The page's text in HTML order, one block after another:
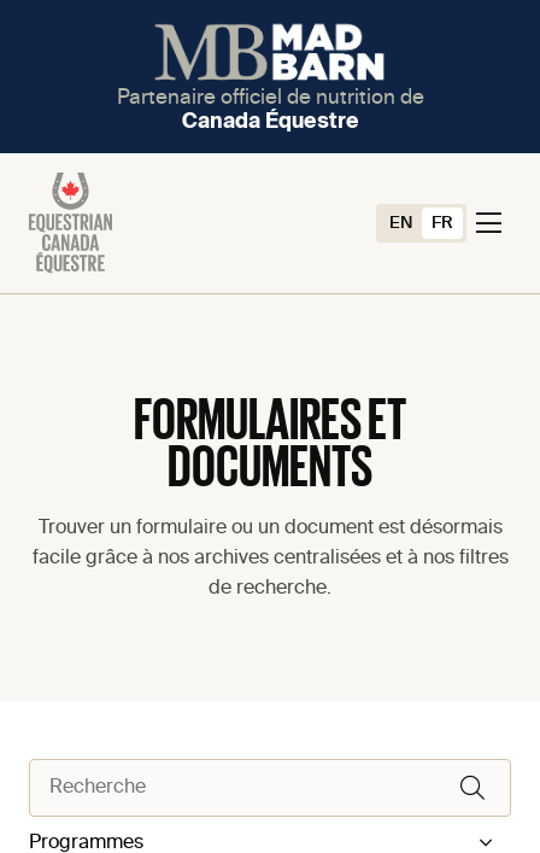
Partenaire officiel de nutrition de
Canada Équestre
EN FR
FORMULAIRES ET
DOCUMENTS
Trouver un formulaire ou un document est désormais
facile grâce à nos archives centralisées et à nos filtres
de recherche.
Filtrer par catégorie